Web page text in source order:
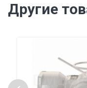
Другие